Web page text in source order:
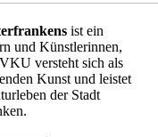
ist ein
und Künstlerinnen,
versteht sich als
Kunst und leistet
der Stadt